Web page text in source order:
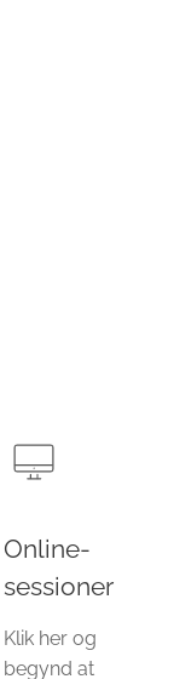
Online-
sessioner
Klik her og
begynd at